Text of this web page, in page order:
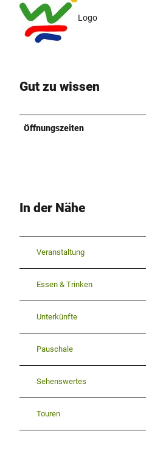
Logo
Gut zu wissen
Öffnungszeiten
In der Nähe
Veranstaltung
Essen & Trinken
Unterkünfte
Pauschale
Sehenswertes
Touren